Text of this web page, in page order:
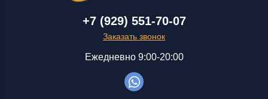
+7 (929) 551-70-07
Заказать звонок
Ежедневно 9:00-20:00